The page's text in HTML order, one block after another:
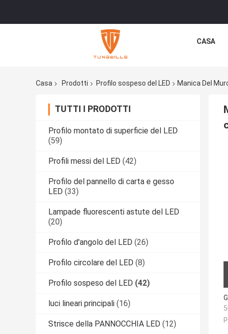
CASA
Casa Prodotti Profilo sospeso del LED Manica Del
TUTTI I PRODOTTI
Profilo montato di superficie del LED
(59)
Profili messi del LED (42)
Profilo del pannello di carta e gesso
LED (33)
Lampade fluorescenti astute del LED
(20)
Profilo d'angolo del LED (26)
Profilo circolare del LED (8)
Profilo sospeso del LED (42)
luci lineari principali (16)
Strisce della PANNOCCHIA LED (12)